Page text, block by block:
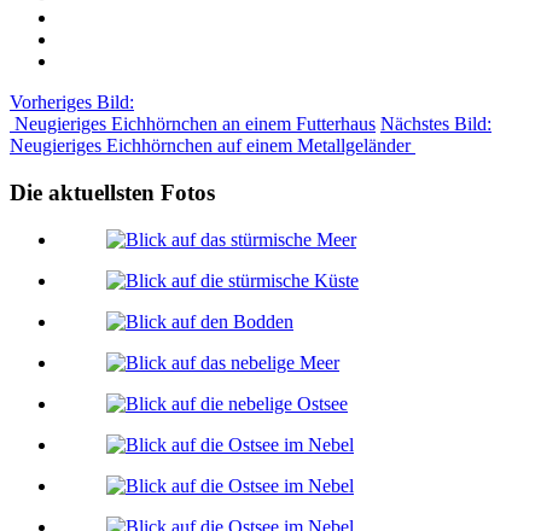
Vorheriges Bild:
Neugieriges Eichhörnchen an einem Futterhaus Nächstes Bild:
Neugieriges Eichhörnchen auf einem Metallgeländer
Die aktuellsten Fotos